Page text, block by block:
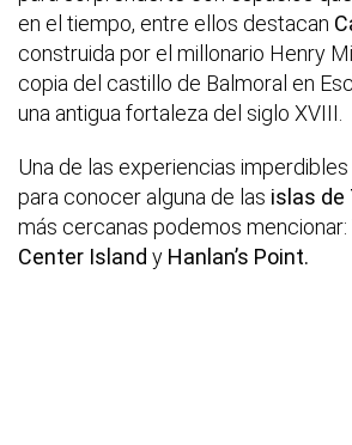
en el tiempo, entre ellos destacan
construida por el millonario Henry
copia del castillo de Balmoral en
una antigua fortaleza del siglo XVIII.
Una de las experiencias
para conocer alguna de las islas de
más cercanas podemos mencionar:
Center Island y Hanlan’s Point.